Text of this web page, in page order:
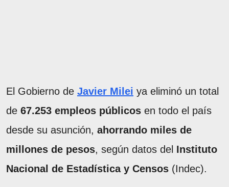
El Gobierno de Javier Milei ya eliminó un total
de 67.253 empleos públicos en todo el país
desde su asunción, ahorrando miles de
millones de pesos, según datos del Instituto
Nacional de Estadística y Censos (Indec).